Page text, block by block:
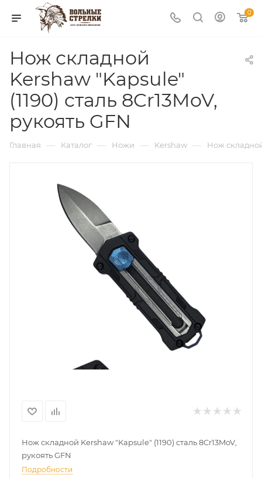
0
Нож складной
Kershaw "Kapsule"
(1190) cталь 8Cr13MoV,
рукоять GFN
Главная — Каталог — Ножи — Kershaw — Нож складной
Нож складной Kershaw "Kapsule" (1190) cталь 8Cr13MoV,
рукоять GFN
Подробности